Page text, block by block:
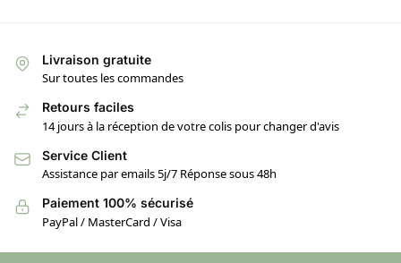
Livraison gratuite
Sur toutes les commandes
Retours faciles
14 jours à la réception de votre colis pour changer d'avis
Service Client
Assistance par emails 5j/7 Réponse sous 48h
Paiement 100% sécurisé
PayPal / MasterCard / Visa